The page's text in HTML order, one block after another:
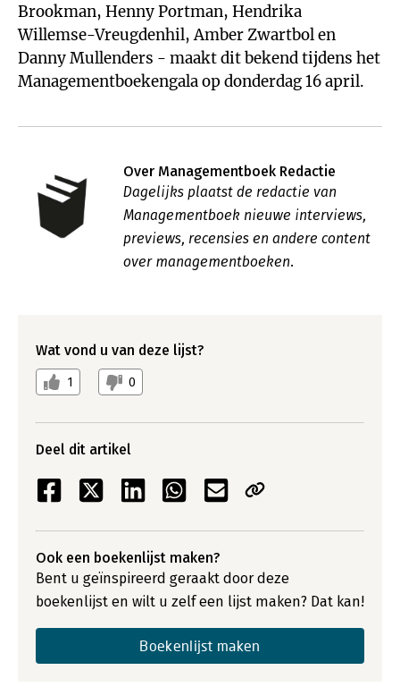
Brookman, Henny Portman, Hendrika
Willemse-Vreugdenhil, Amber Zwartbol en
Danny Mullenders - maakt dit bekend tijdens het
Managementboekengala op donderdag 16 april.
Over Managementboek Redactie
Dagelijks plaatst de redactie van
Managementboek nieuwe interviews,
previews, recensies en andere content
over managementboeken.
Wat vond u van deze lijst?
1 0
Deel dit artikel
Ook een boekenlijst maken?
Bent u geïnspireerd geraakt door deze
boekenlijst en wilt u zelf een lijst maken? Dat kan!
Boekenlijst maken